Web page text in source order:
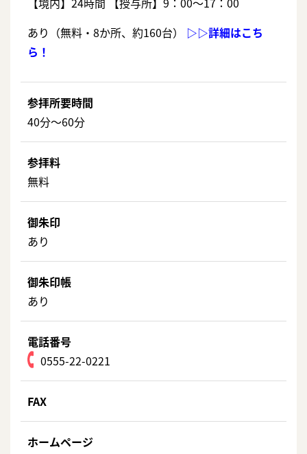
あり（無料・8か所、約160台） ▷▷詳細はこち
ら！
参拝所要時間
40分～60分
参拝料
無料
御朱印
あり
御朱印帳
あり
電話番号
0555-22-0221
FAX
ホームページ